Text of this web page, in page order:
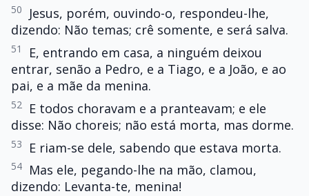
50
Jesus, porém, ouvindo-o, respondeu-lhe,
dizendo: Não temas; crê somente, e será salva.
51
E, entrando em casa, a ninguém deixou
entrar, senão a Pedro, e a Tiago, e a João, e ao
pai, e a mãe da menina.
52
E todos choravam e a pranteavam; e ele
disse: Não choreis; não está morta, mas dorme.
53 E riam-se dele, sabendo que estava morta.
54
Mas ele, pegando-lhe na mão, clamou,
dizendo: Levanta-te, menina!